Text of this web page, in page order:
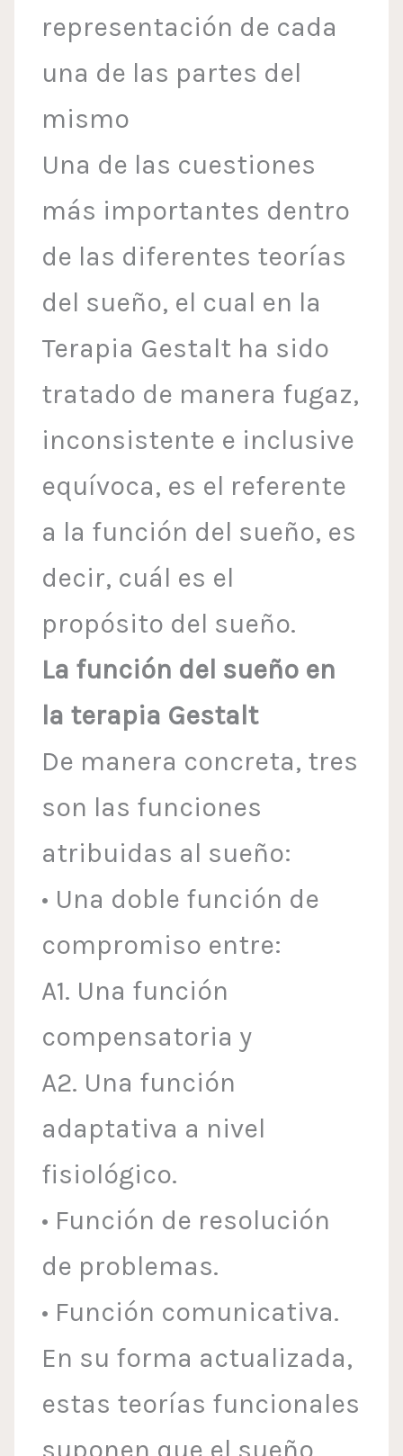
representación de cada
una de las partes del
mismo
Una de las cuestiones
más importantes dentro
de las diferentes teorías
del sueño, el cual en la
Terapia Gestalt ha sido
tratado de manera fugaz,
inconsistente e inclusive
equívoca, es el referente
a la función del sueño, es
decir, cuál es el
propósito del sueño.
La función del sueño en
la terapia Gestalt
De manera concreta, tres
son las funciones
atribuidas al sueño:
• Una doble función de
compromiso entre:
A1. Una función
compensatoria y
A2. Una función
adaptativa a nivel
fisiológico.
• Función de resolución
de problemas.
• Función comunicativa.
En su forma actualizada,
estas teorías funcionales